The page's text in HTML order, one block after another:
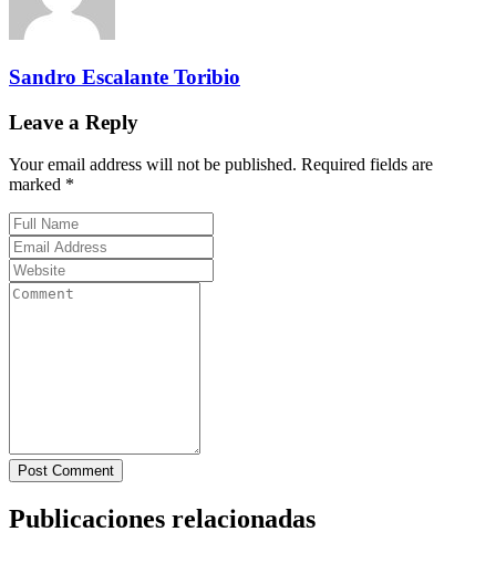
Sandro Escalante Toribio
Leave a Reply
Your email address will not be published. Required fields are
marked *
Post Comment
Publicaciones relacionadas